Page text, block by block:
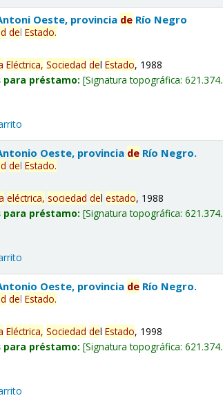
Oeste, provincia de Río Negro
delEstado.
Eléctrica, Sociedad delEstado, 1988
para préstamo: Signatura topográfica:
Oeste, provincia de Río Negro.
delEstado.
eléctrica, sociedad delestado, 1988
para préstamo: Signatura topográfica:
Oeste, provincia de Río Negro.
delEstado.
Eléctrica, Sociedad delEstado, 1998
para préstamo: Signatura topográfica: